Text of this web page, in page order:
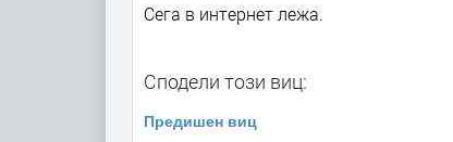
Сега в интернет лежа.
Сподели този виц:
Предишен виц